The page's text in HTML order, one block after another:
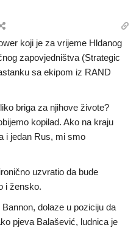
koji je za vrijeme Hldanog
zapovjedništva (Strategic
sa ekipom iz RAND
briga za njihove živote?
kopilad. Ako na kraju
i jedan Rus, mi smo
uzvratio da bude
i žensko.
dolaze u poziciju da
pjeva Balašević, ludnica je